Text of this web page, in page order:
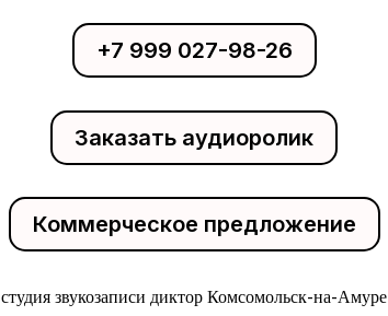
+7 999 027-98-26
Заказать аудиоролик
Коммерческое предложение
студия звукозаписи диктор Комсомольск-на-Амуре